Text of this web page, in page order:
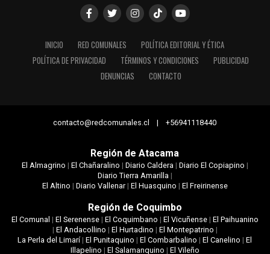
INICIO RED COMUNALES
POLÍTICA EDITORIAL Y ÉTICA
POLÍTICA DE PRIVACIDAD
TÉRMINOS Y CONDICIONES
PUBLICIDAD
DENUNCIAS
CONTACTO
contacto@redcomunales.cl | +56941118440
Región de Atacama
El Almagrino | El Chañaralino | Diario Caldera| Diario El Copiapino |
Diario Tierra Amarilla|
El Altino | Diario Vallenar| El Huasquino | El Freirinense
Región de Coquimbo
El Comunal | El Serenense| El Coquimbano | El Vicuñense| El Paihuanino
| El Andacollino | El Hurtadino | El Montepatrino |
La Perla del Limarí|El Punitaquino |El Combarbalino |El Canelino |El
Illapelino | El Salamanquino | El Vileño